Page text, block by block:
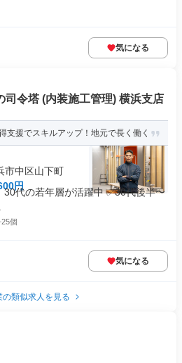
気になる
司令塔 (内装施工管理) 横浜支店
支援でスキルアップ！地元で長く働く
市中区山下町
円
30代の若年層が活躍中 ✅30代後半〜
個
気になる
の類似求人を見る